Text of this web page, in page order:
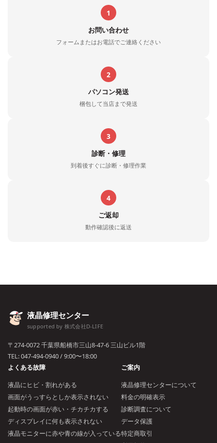
1
お問い合わせ
フォームまたはお電話でご連絡ください
2
パソコン発送
梱包して当店まで発送
3
診断・修理
到着後すぐに診断・修理作業
4
ご返却
動作確認後に返送
液晶修理センター
supported by 株式会社D-LIFE
〒274-0072 千葉県船橋市三山8-47-6 三山ビル1階
TEL:047-494-0940/ 9:00〜18:00
よくある故障
液晶にヒビ・割れがある
画面がうっすらとしか表示されない
起動時の画面が赤い・チカチカする
ディスプレイに何も表示されない
液晶モニターに赤や青の線が入っている
ご案内
液晶修理センターについて
料金の明確表示
診断調査について
データ保護
特定商取引